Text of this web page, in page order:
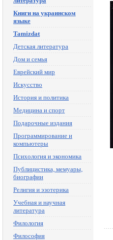
Книги на украинском
языке
Tamizdat
Детская литература
Дом и семья
Еврейский мир
Искусство
История и политика
Медицина и спорт
Подарочные издания
Программирование и
компьютеры
Психология и экономика
Публицистика, мемуары,
биографии
Религия и эзотерика
Учебная и научная
литература
Филология
Философия